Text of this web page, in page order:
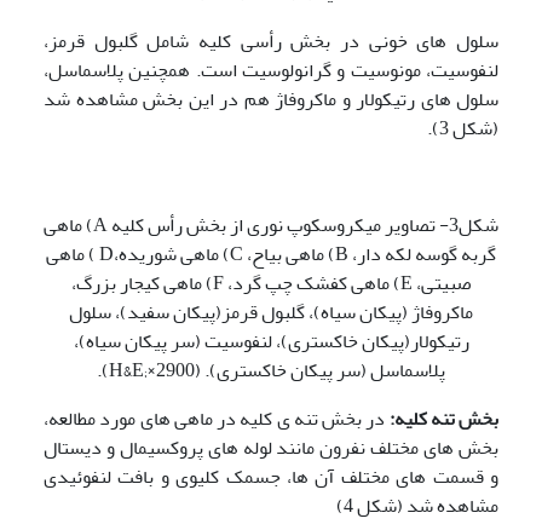
سلول های خونی در بخش رأسی کلیه شامل گلبول قرمز،
لنفوسیت، مونوسیت و گرانولوسیت است. همچنین پلاسماسل،
سلول های رتیکولار و ماکروفاژ هم در این بخش مشاهده شد
(شکل 3).
شکل3- تصاویر میکروسکوپ نوری از بخش رأس کلیه A) ماهی
گربه گوسه لکه دار، B) ماهی بیاح، C) ماهی شوریده،D ) ماهی
صبیتی، E) ماهی کفشک چپ گرد، F) ماهی کیجار بزرگ،
ماکروفاژ (پیکان سیاه)، گلبول قرمز(پیکان سفید)، سلول
رتیکولار(پیکان خاکستری)، لنفوسیت (سر پیکان سیاه)،
پلاسماسل (سر پیکان خاکستری). (H&E;×2900).
بخش تنه کلیه: در بخش تنه ی کلیه در ماهی های مورد مطالعه،
بخش های مختلف نفرون مانند لوله های پروکسیمال و دیستال
و قسمت های مختلف آن ها، جسمک کلیوی و بافت لنفوئیدی
مشاهده شد (شکل 4)